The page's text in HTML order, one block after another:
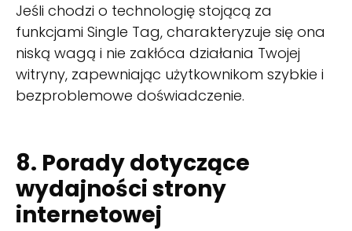
Jeśli chodzi o technologię stojącą za
funkcjami Single Tag, charakteryzuje się ona
niską wagą i nie zakłóca działania Twojej
witryny, zapewniając użytkownikom szybkie i
bezproblemowe doświadczenie.
8. Porady dotyczące
wydajności strony
internetowej